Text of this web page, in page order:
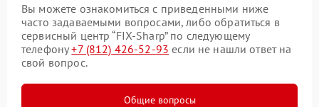
Вы можете ознакомиться с приведенными ниже
часто задаваемыми вопросами, либо обратиться в
сервисный центр “FIX-Sharp” по следующему
телефону+7 (812) 426-52-93 если не нашли ответ на
свой вопрос.
Общие вопросы